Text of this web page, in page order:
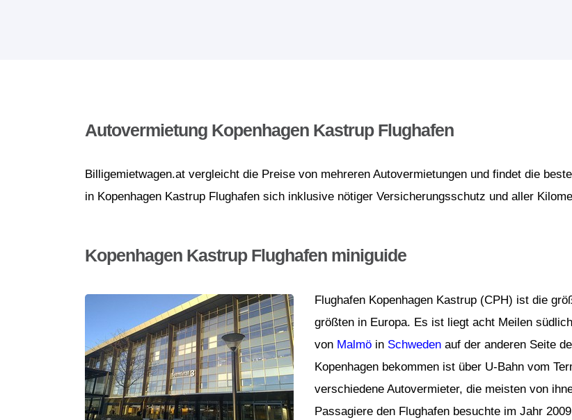
Autovermietung Kopenhagen Kastrup Flughafen
Billigemietwagen.at vergleicht die Preise von mehreren Autovermietungen und findet die
in Kopenhagen Kastrup Flughafen sich inklusive nötiger Versicherungsschutz und aller
Kopenhagen Kastrup Flughafen miniguide
Flughafen Kopenhagen Kastrup (CPH) ist die
größten in Europa. Es ist liegt acht Meilen südlich
von Malmö in Schweden auf der anderen Seite
Kopenhagen bekommen ist über U-Bahn vom
verschiedene Autovermieter, die meisten von
Passagiere den Flughafen besuchte im Jahr